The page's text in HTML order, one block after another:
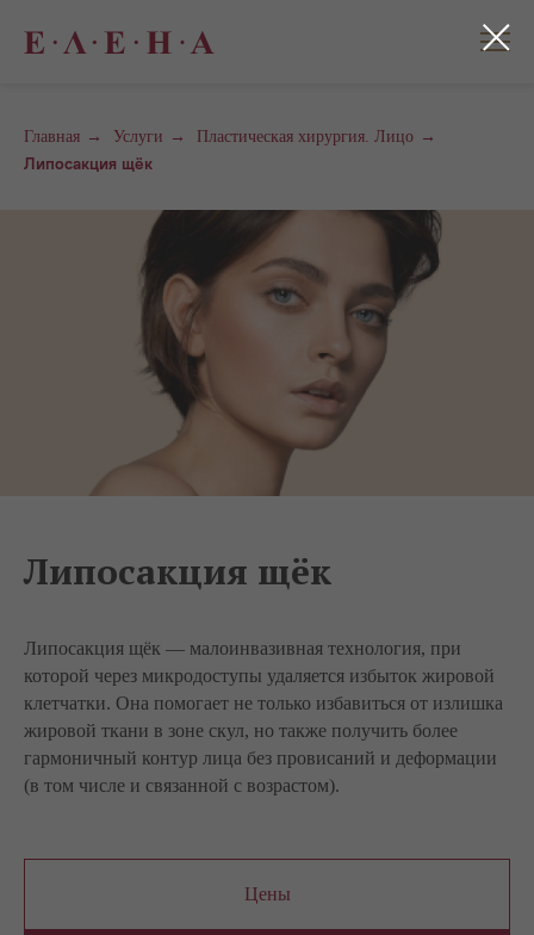
Главная → Услуги → Пластическая хирургия. Лицо →
Липосакция щёк
Липосакция щёк
Липосакция щёк — малоинвазивная технология, при
которой через микродоступы удаляется избыток жировой
клетчатки. Она помогает не только избавиться от излишка
жировой ткани в зоне скул, но также получить более
гармоничный контур лица без провисаний и деформации
(в том числе и связанной с возрастом).
Цены